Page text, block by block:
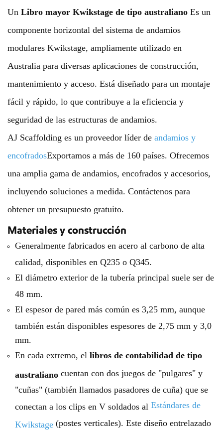
Un Libro mayor Kwikstage de tipo australiano Es un
componente horizontal del sistema de andamios
modulares Kwikstage, ampliamente utilizado en
Australia para diversas aplicaciones de construcción,
mantenimiento y acceso. Está diseñado para un montaje
fácil y rápido, lo que contribuye a la eficiencia y
seguridad de las estructuras de andamios.
AJ Scaffolding es un proveedor líder de andamios y
encofradosExportamos a más de 160 países. Ofrecemos
una amplia gama de andamios, encofrados y accesorios,
incluyendo soluciones a medida. Contáctenos para
obtener un presupuesto gratuito.
Materiales y construcción
Generalmente fabricados en acero al carbono de alta
calidad, disponibles en Q235 o Q345.
El diámetro exterior de la tubería principal suele ser de
48 mm.
El espesor de pared más común es 3,25 mm, aunque
también están disponibles espesores de 2,75 mm y 3,0
mm.
En cada extremo, el libros de contabilidad de tipo
australiano cuentan con dos juegos de "pulgares" y
"cuñas" (también llamados pasadores de cuña) que se
conectan a los clips en V soldados al Estándares de
Kwikstage (postes verticales). Este diseño entrelazado